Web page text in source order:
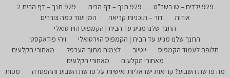
929 ילדים – טו בשב"ט
929 תנך – דף הבית
929 תנך – דף הבית 2
אודות
דור – תוכניות קריאה
המן ועוד כמה צוררים
התנך שלנו מגיע עד הבית | הקמפוס הוירטואלי
התנך שלנו מגיע עד הבית | הקמפוס הוירטואלי
ויהי פודאקסט
חלופה לעמוד הקמפוס
יוטיוב לצמוח מתוך הערפל
מאחורי הקלעים
מאחורי הקלעים
מאחורי הקלעים
מה פרשת השבוע? קריאות ישראליות ואישיות על פרשת השבוע וההפטרה
מפות